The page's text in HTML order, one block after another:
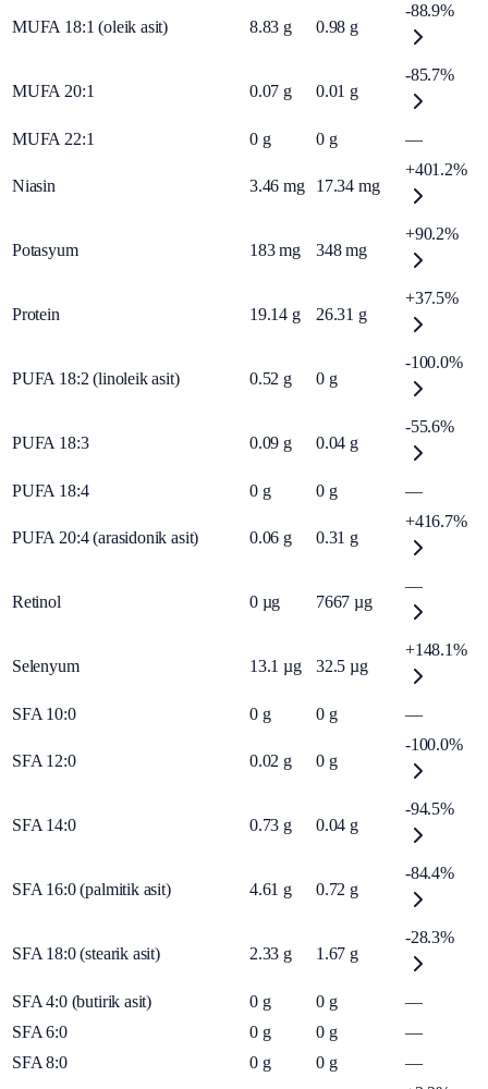
MUFA 18:1 (oleik asit) 8.83 g 0.98 g
-88.9%
MUFA 20:1 0.07 g 0.01 g
-85.7%
MUFA 22:1 0 g 0 g —
Niasin 3.46 mg 17.34 mg
+401.2%
Potasyum 183 mg 348 mg
+90.2%
Protein 19.14 g 26.31 g
+37.5%
PUFA 18:2 (linoleik asit) 0.52 g 0 g
-100.0%
PUFA 18:3 0.09 g 0.04 g
-55.6%
PUFA 18:4 0 g 0 g —
PUFA 20:4 (arasidonik asit) 0.06 g 0.31 g
+416.7%
Retinol 0 µg 7667 µg
—
Selenyum 13.1 µg 32.5 µg
+148.1%
SFA 10:0 0 g 0 g —
SFA 12:0 0.02 g 0 g
-100.0%
SFA 14:0 0.73 g 0.04 g
-94.5%
SFA 16:0 (palmitik asit) 4.61 g 0.72 g
-84.4%
SFA 18:0 (stearik asit) 2.33 g 1.67 g
-28.3%
SFA 4:0 (butirik asit) 0 g 0 g
—
SFA 6:0
0 g 0 g
—
SFA 8:0
0 g 0 g
—